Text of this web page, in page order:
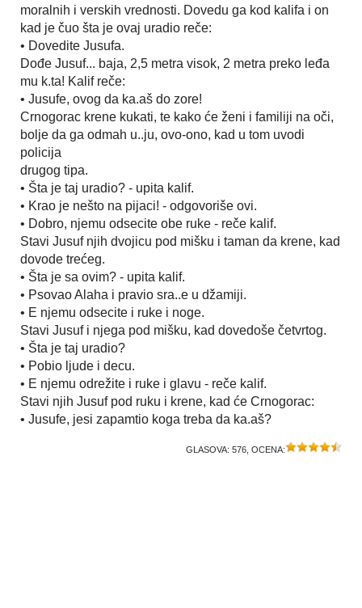
moralnih i verskih vrednosti. Dovedu ga kod kalifa i on
kad je čuo šta je ovaj uradio reče:
• Dovedite Jusufa.
Dođe Jusuf... baja, 2,5 metra visok, 2 metra preko leđa
mu k.ta! Kalif reče:
• Jusufe, ovog da ka.aš do zore!
Crnogorac krene kukati, te kako će ženi i familiji na oči,
bolje da ga odmah u..ju, ovo-ono, kad u tom uvodi
policija
drugog tipa.
• Šta je taj uradio? - upita kalif.
• Krao je nešto na pijaci! - odgovoriše ovi.
• Dobro, njemu odsecite obe ruke - reče kalif.
Stavi Jusuf njih dvojicu pod mišku i taman da krene, kad
dovode trećeg.
• Šta je sa ovim? - upita kalif.
• Psovao Alaha i pravio sra..e u džamiji.
• E njemu odsecite i ruke i noge.
Stavi Jusuf i njega pod mišku, kad dovedoše četvrtog.
• Šta je taj uradio?
• Pobio ljude i decu.
• E njemu odrežite i ruke i glavu - reče kalif.
Stavi njih Jusuf pod ruku i krene, kad će Crnogorac:
• Jusufe, jesi zapamtio koga treba da ka.aš?
GLASOVA: 576 , OCENA: